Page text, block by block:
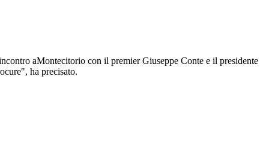
aMontecitorio con il premier Giuseppe Conte e il presidente
ha precisato.